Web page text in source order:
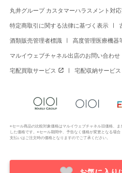
丸井グループ カスタマーハラスメント対
特定商取引に関する法律に基づく表示
酒類販売管理者標識 高度管理医療機器
マルイウェブチャネル出店のお問い合わせ
宅配買取サービス 宅配収納サービス
※セール商品の比較対象価格はマルイウェブチャネル旧価格、
した価格です。※セール期間中、予告なく価格が変更となる場
支払いはご注文時の価格となりますのでご了承ください。